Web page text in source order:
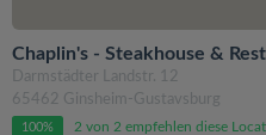
Chaplin's - Steakhouse &
Darmstädter Landstr. 12
65462 Ginsheim-Gustavsburg
100% 2 von 2 empfehlen diese